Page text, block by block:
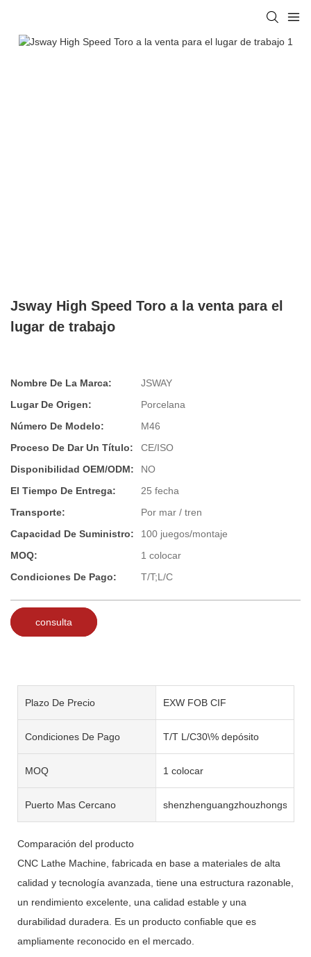
Jsway High Speed ​​Toro a la venta para el
lugar de trabajo
Nombre De La Marca:
JSWAY
Lugar De Origen:
Porcelana
Número De Modelo:
M46
Proceso De Dar Un Título:
CE/ISO
Disponibilidad OEM/ODM:
NO
El Tiempo De Entrega:
25 fecha
Transporte:
Por mar / tren
Capacidad De Suministro:
100 juegos/montaje
MOQ:
1 colocar
Condiciones De Pago:
T/T;L/C
consulta
Plazo De Precio EXW FOB CIF
Condiciones De Pago T/T L/C30\% depósito
MOQ 1 colocar
Puerto Mas Cercano shenzhenguangzhouzhongshan
Comparación del producto
CNC Lathe Machine, fabricada en base a materiales de alta
calidad y tecnología avanzada, tiene una estructura razonable,
un rendimiento excelente, una calidad estable y una
durabilidad duradera. Es un producto confiable que es
ampliamente reconocido en el mercado.